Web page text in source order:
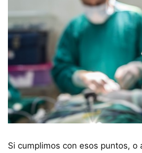
Si cumplimos con esos puntos, o